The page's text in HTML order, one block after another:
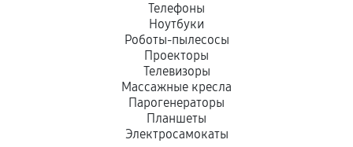
Телефоны
Ноутбуки
Роботы-пылесосы
Проекторы
Телевизоры
Массажные кресла
Парогенераторы
Планшеты
Электросамокаты